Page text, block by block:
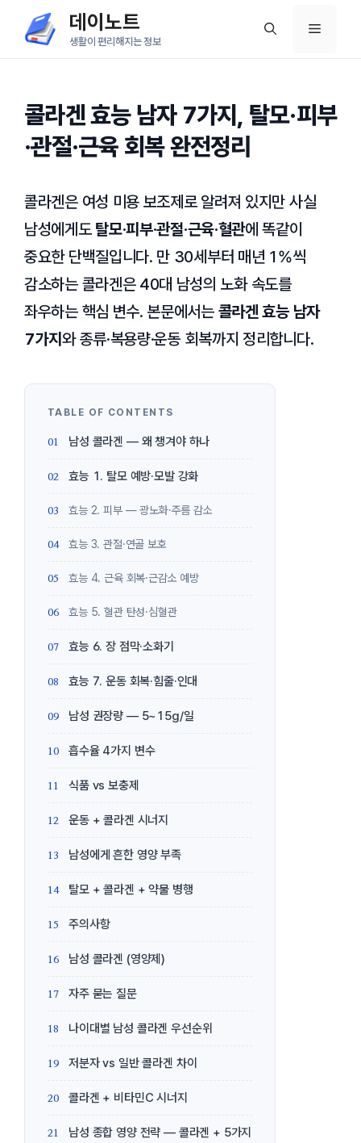
츠
데이노트
생활이 편리해지는 정보
메
콜라겐 효능 남자 7가지, 탈모·피부
·관절·근육 회복 완전정리
콜라겐은 여성 미용 보조제로 알려져 있지만 사실
남성에게도 탈모·피부·관절·근육·혈관에 똑같이
중요한 단백질입니다. 만 30세부터 매년 1%씩
감소하는 콜라겐은 40대 남성의 노화 속도를
좌우하는 핵심 변수. 본문에서는 콜라겐 효능 남자
7가지와 종류·복용량·운동 회복까지 정리합니다.
남성 콜라겐 — 왜 챙겨야 하나
효능 1. 탈모 예방·모발 강화
효능 2. 피부 — 광노화·주름 감소
효능 3. 관절·연골 보호
효능 4. 근육 회복·근감소 예방
효능 5. 혈관 탄성·심혈관
효능 6. 장 점막·소화기
효능 7. 운동 회복·힘줄·인대
남성 권장량 — 5~15g/일
흡수율 4가지 변수
식품 vs 보충제
운동 + 콜라겐 시너지
남성에게 흔한 영양 부족
탈모 + 콜라겐 + 약물 병행
주의사항
남성 콜라겐 (영양제)
자주 묻는 질문
나이대별 남성 콜라겐 우선순위
저분자 vs 일반 콜라겐 차이
콜라겐 + 비타민C 시너지
남성 종합 영양 전략 — 콜라겐 + 5가지